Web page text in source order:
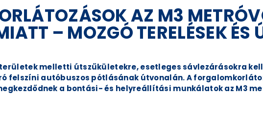
AZ M3
– MOZGÓ TERELÉSEK ÉS
melletti útszűkületekre, esetleges sávlezárásokra kell
felszíni autóbuszos pótlásának útvonalán. A
a bontási- és helyreállítási munkálatok az M3